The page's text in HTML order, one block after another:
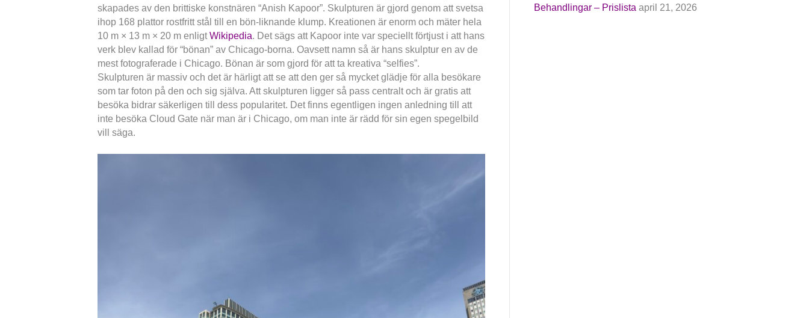
skapades av den brittiske konstnären “Anish Kapoor”. Skulpturen är gjord genom att svetsa
ihop 168 plattor rostfritt stål till en bön-liknande klump. Kreationen är enorm och mäter hela
10 m × 13 m × 20 m enligtWikipedia. Det sägs att Kapoor inte var speciellt förtjust i att hans
verk blev kallad för “bönan” av Chicago-borna. Oavsett namn så är hans skulptur en av de
mest fotograferade i Chicago. Bönan är som gjord för att ta kreativa “selfies”.
Skulpturen är massiv och det är härligt att se att den ger så mycket glädje för alla besökare
som tar foton på den och sig själva. Att skulpturen ligger så pass centralt och är gratis att
besöka bidrar säkerligen till dess popularitet. Det finns egentligen ingen anledning till att
inte besöka Cloud Gate när man är i Chicago, om man inte är rädd för sin egen spegelbild
vill säga.
Behandlingar – Prislista april 21, 2026